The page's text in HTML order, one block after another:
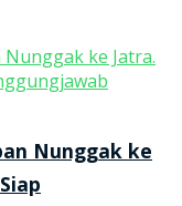
Nunggak ke